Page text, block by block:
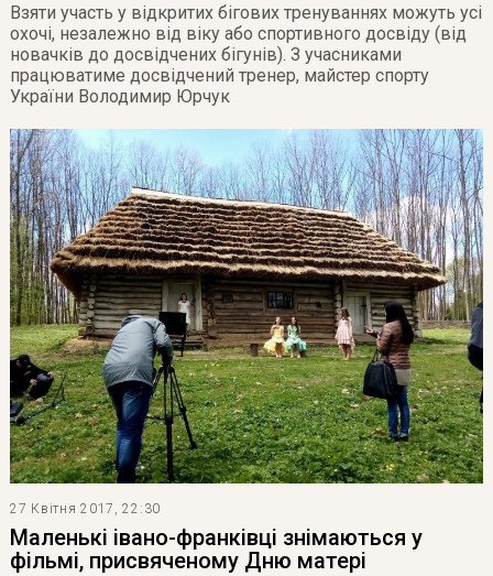
Взяти участь у відкритих бігових тренуваннях можуть усі
охочі, незалежно від віку або спортивного досвіду (від
новачків до досвідчених бігунів). З учасниками
працюватиме досвідчений тренер, майстер спорту
України Володимир Юрчук
27 Квітня 2017, 22:30
Маленькі івано-франківці знімаються у
фільмі, присвяченому Дню матері